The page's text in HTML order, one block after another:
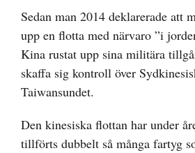
Sedan man 2014 deklarerade att
upp en flotta med närvaro ”i
Kina rustat upp sina militära
skaffa sig kontroll över
Taiwansundet.
Den kinesiska flottan har under
tillförts dubbelt så många fartyg